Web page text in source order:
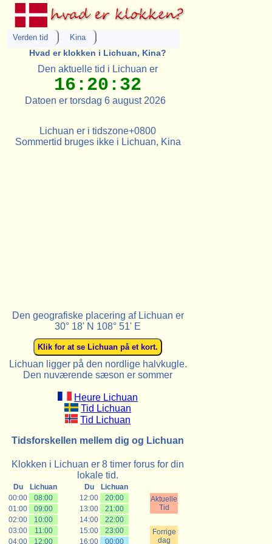
Verden tid Kina
Hvad er klokken i Lichuan, Kina?
Den aktuelle tid i Lichuan er
16:20:32
Datoen er torsdag 6 august 2026
Lichuan er i tidszone+0800
Sommertid bruges ikke i Lichuan, Kina
Den geografiske placering af Lichuan er
30° 18' N 108° 51' E
Lichuan ligger på den nordlige halvkugle.
Den nuværende sæson er sommer
Heure Lichuan
Tid Lichuan
Tid Lichuan
Tidsforskellen mellem dig og Lichuan
Klokken i Lichuan er 8 timer forus for din
lokale tid.
Du Lichuan Du
Lichuan
00:00
08:00 12:00 20:00
Aktuelle
Tid
01:00 09:00 13:00
21:00
02:00
10:00 14:00
22:00
03:00
11:00 15:00 23:00
Forrige
dag
04:00 12:00 16:00 00:00